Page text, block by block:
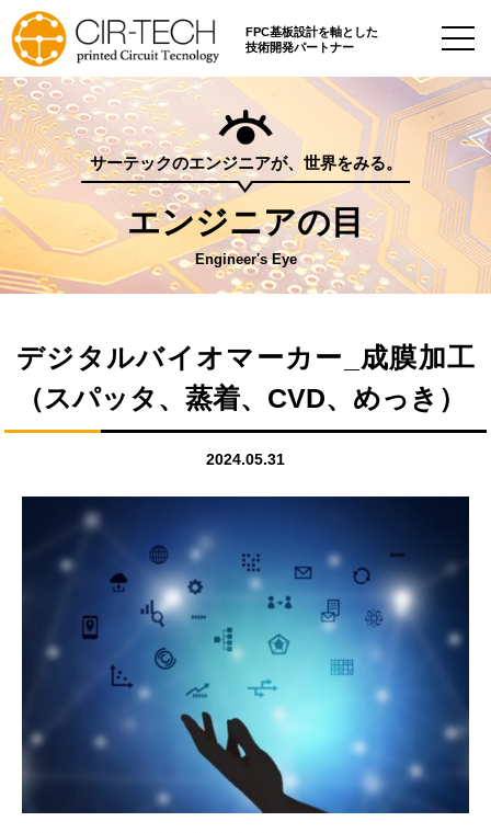
FPC基板設計を軸とした
技術開発パートナー
サーテックのエンジニアが、世界をみる。
エンジニアの目
Engineer's Eye
デジタルバイオマーカー_成膜加工
（スパッタ、蒸着、CVD、めっき）
2024.05.31